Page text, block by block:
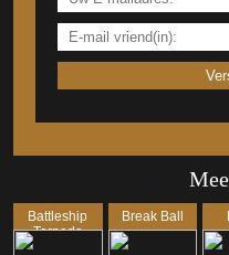
Battleship
Torpedo
Break Ball